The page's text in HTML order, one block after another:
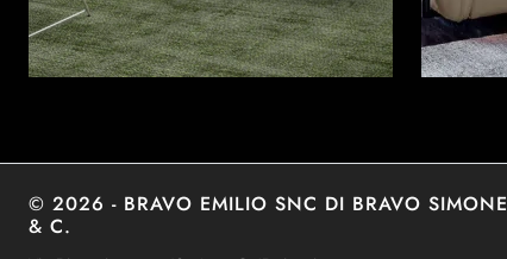
© 2026 - BRAVO EMILIO SNC DI BRAVO SIMONE
& C.